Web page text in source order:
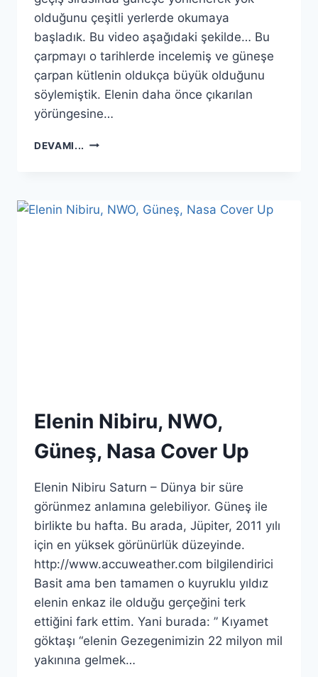
olduğunu çeşitli yerlerde okumaya
başladık. Bu video aşağıdaki şekilde… Bu
çarpmayı o tarihlerde incelemiş ve güneşe
çarpan kütlenin oldukça büyük olduğunu
söylemiştik. Elenin daha önce çıkarılan
yörüngesine…
DEVAMI... ELENIN
Elenin Nibiru, NWO,
Güneş, Nasa Cover Up
Elenin Nibiru Saturn – Dünya bir süre
görünmez anlamına gelebiliyor. Güneş ile
birlikte bu hafta. Bu arada, Jüpiter, 2011 yılı
için en yüksek görünürlük düzeyinde.
http://www.accuweather.com bilgilendirici
Basit ama ben tamamen o kuyruklu yıldız
elenin enkaz ile olduğu gerçeğini terk
ettiğini fark ettim. Yani burada: ” Kıyamet
göktaşı “elenin Gezegenimizin 22 milyon mil
yakınına gelmek…